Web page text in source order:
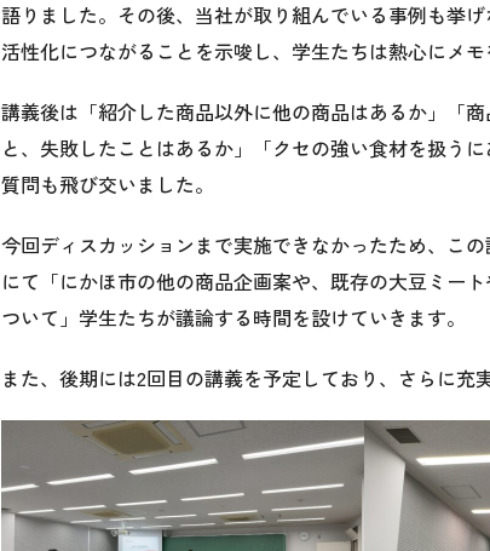
語りました。その後、当社が取り組んでいる事例も挙
活性化につながることを示唆し、学生たちは熱心にメ
講義後は「紹介した商品以外に他の商品はあるか」「
と、失敗したことはあるか」「クセの強い食材を扱う
質問も飛び交いました。
今回ディスカッションまで実施できなかったため、こ
にて「にかほ市の他の商品企画案や、既存の大豆ミー
ついて」学生たちが議論する時間を設けていきます。
また、後期には2回目の講義を予定しており、さらに充